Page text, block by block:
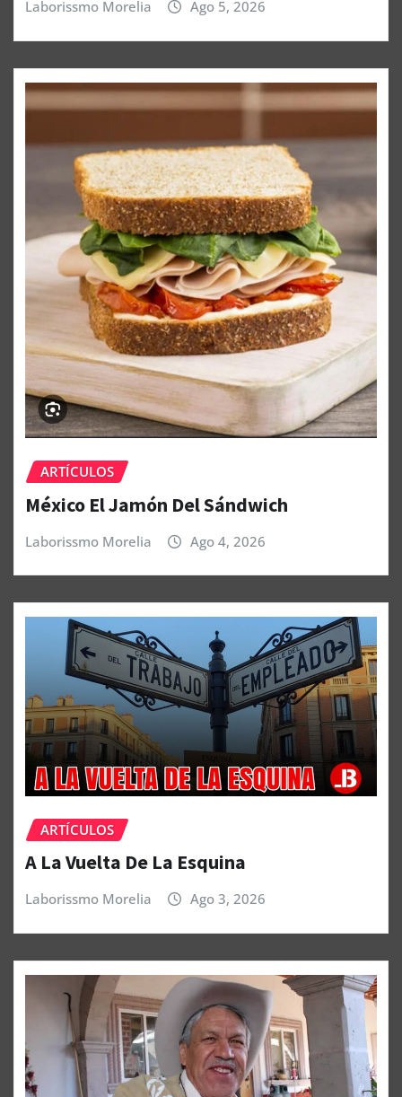
Laborissmo Morelia Ago 5, 2026
ARTÍCULOS
México El Jamón Del Sándwich
Laborissmo Morelia Ago 4, 2026
ARTÍCULOS
A La Vuelta De La Esquina
Laborissmo Morelia Ago 3, 2026